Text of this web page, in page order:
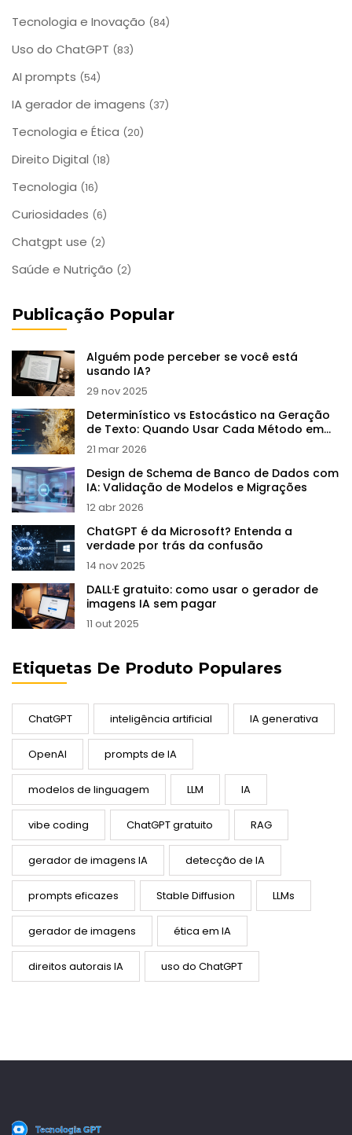
Tecnologia e Inovação (84)
Uso do ChatGPT (83)
AI prompts (54)
IA gerador de imagens (37)
Tecnologia e Ética (20)
Direito Digital (18)
Tecnologia (16)
Curiosidades (6)
Chatgpt use (2)
Saúde e Nutrição (2)
Publicação Popular
Alguém pode perceber se você está
usando IA?
29 nov 2025
Determinístico vs Estocástico na Geração
de Texto: Quando Usar Cada Método em
LLMs
21 mar 2026
Design de Schema de Banco de Dados com
IA: Validação de Modelos e Migrações
12 abr 2026
ChatGPT é da Microsoft? Entenda a
verdade por trás da confusão
14 nov 2025
DALL·E gratuito: como usar o gerador de
imagens IA sem pagar
11 out 2025
Etiquetas De Produto Populares
ChatGPT inteligência artificial IA generativa
OpenAI prompts de IA
modelos de linguagem LLM IA
vibe coding ChatGPT gratuito RAG
gerador de imagens IA detecção de IA
prompts eficazes Stable Diffusion LLMs
gerador de imagens ética em IA
direitos autorais IA uso do ChatGPT